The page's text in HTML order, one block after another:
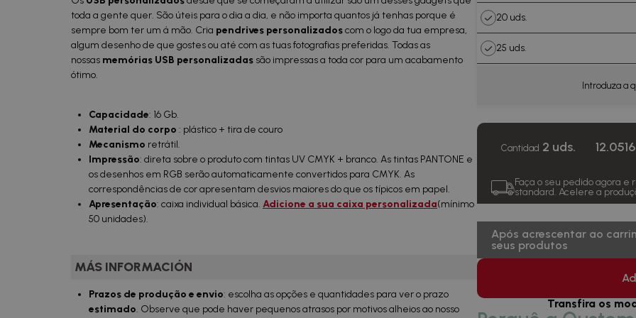
toda a gente quer. São úteis para o dia a dia, e não importa quantos já tenhas porque é
sempre bom ter um á mão. Cria pendrives personalizadoscom o logo da tua empresa,
algum desenho de que gostes ou até com as tuas fotografias preferidas. Todas as
nossas memórias USB personalizadas são impressas a toda cor para um acabamento
ótimo.
Capacidade: 16 Gb.
Material do corpo : plástico + tira de couro
Mecanismo retrátil.
Impressão: direta sobre o produto com tintas UV CMYK + branco. As tintas PANTONE e
os desenhos em RGB serão automaticamente convertidos para CMYK. As
correspondências de cor apresentam desvios maiores do que os típicos em papel.
Apresentação: caixa individual básica. Adicione a sua caixa personalizada(mínimo
50 unidades).
MÁS INFORMACIÓN
Prazos de produção e envio: escolha as opções e quantidades para ver o prazo
estimado. Observe que pode haver pequenos atrasos por motivos alheios ao nosso
20 uds.
25 uds.
200 uds.
300 uds.
Introduza a
Cantidad 2 uds.
Faça o seu pedido agora e
standard. Acelere a
Após acrescentar ao
seus produtos
Transfira os